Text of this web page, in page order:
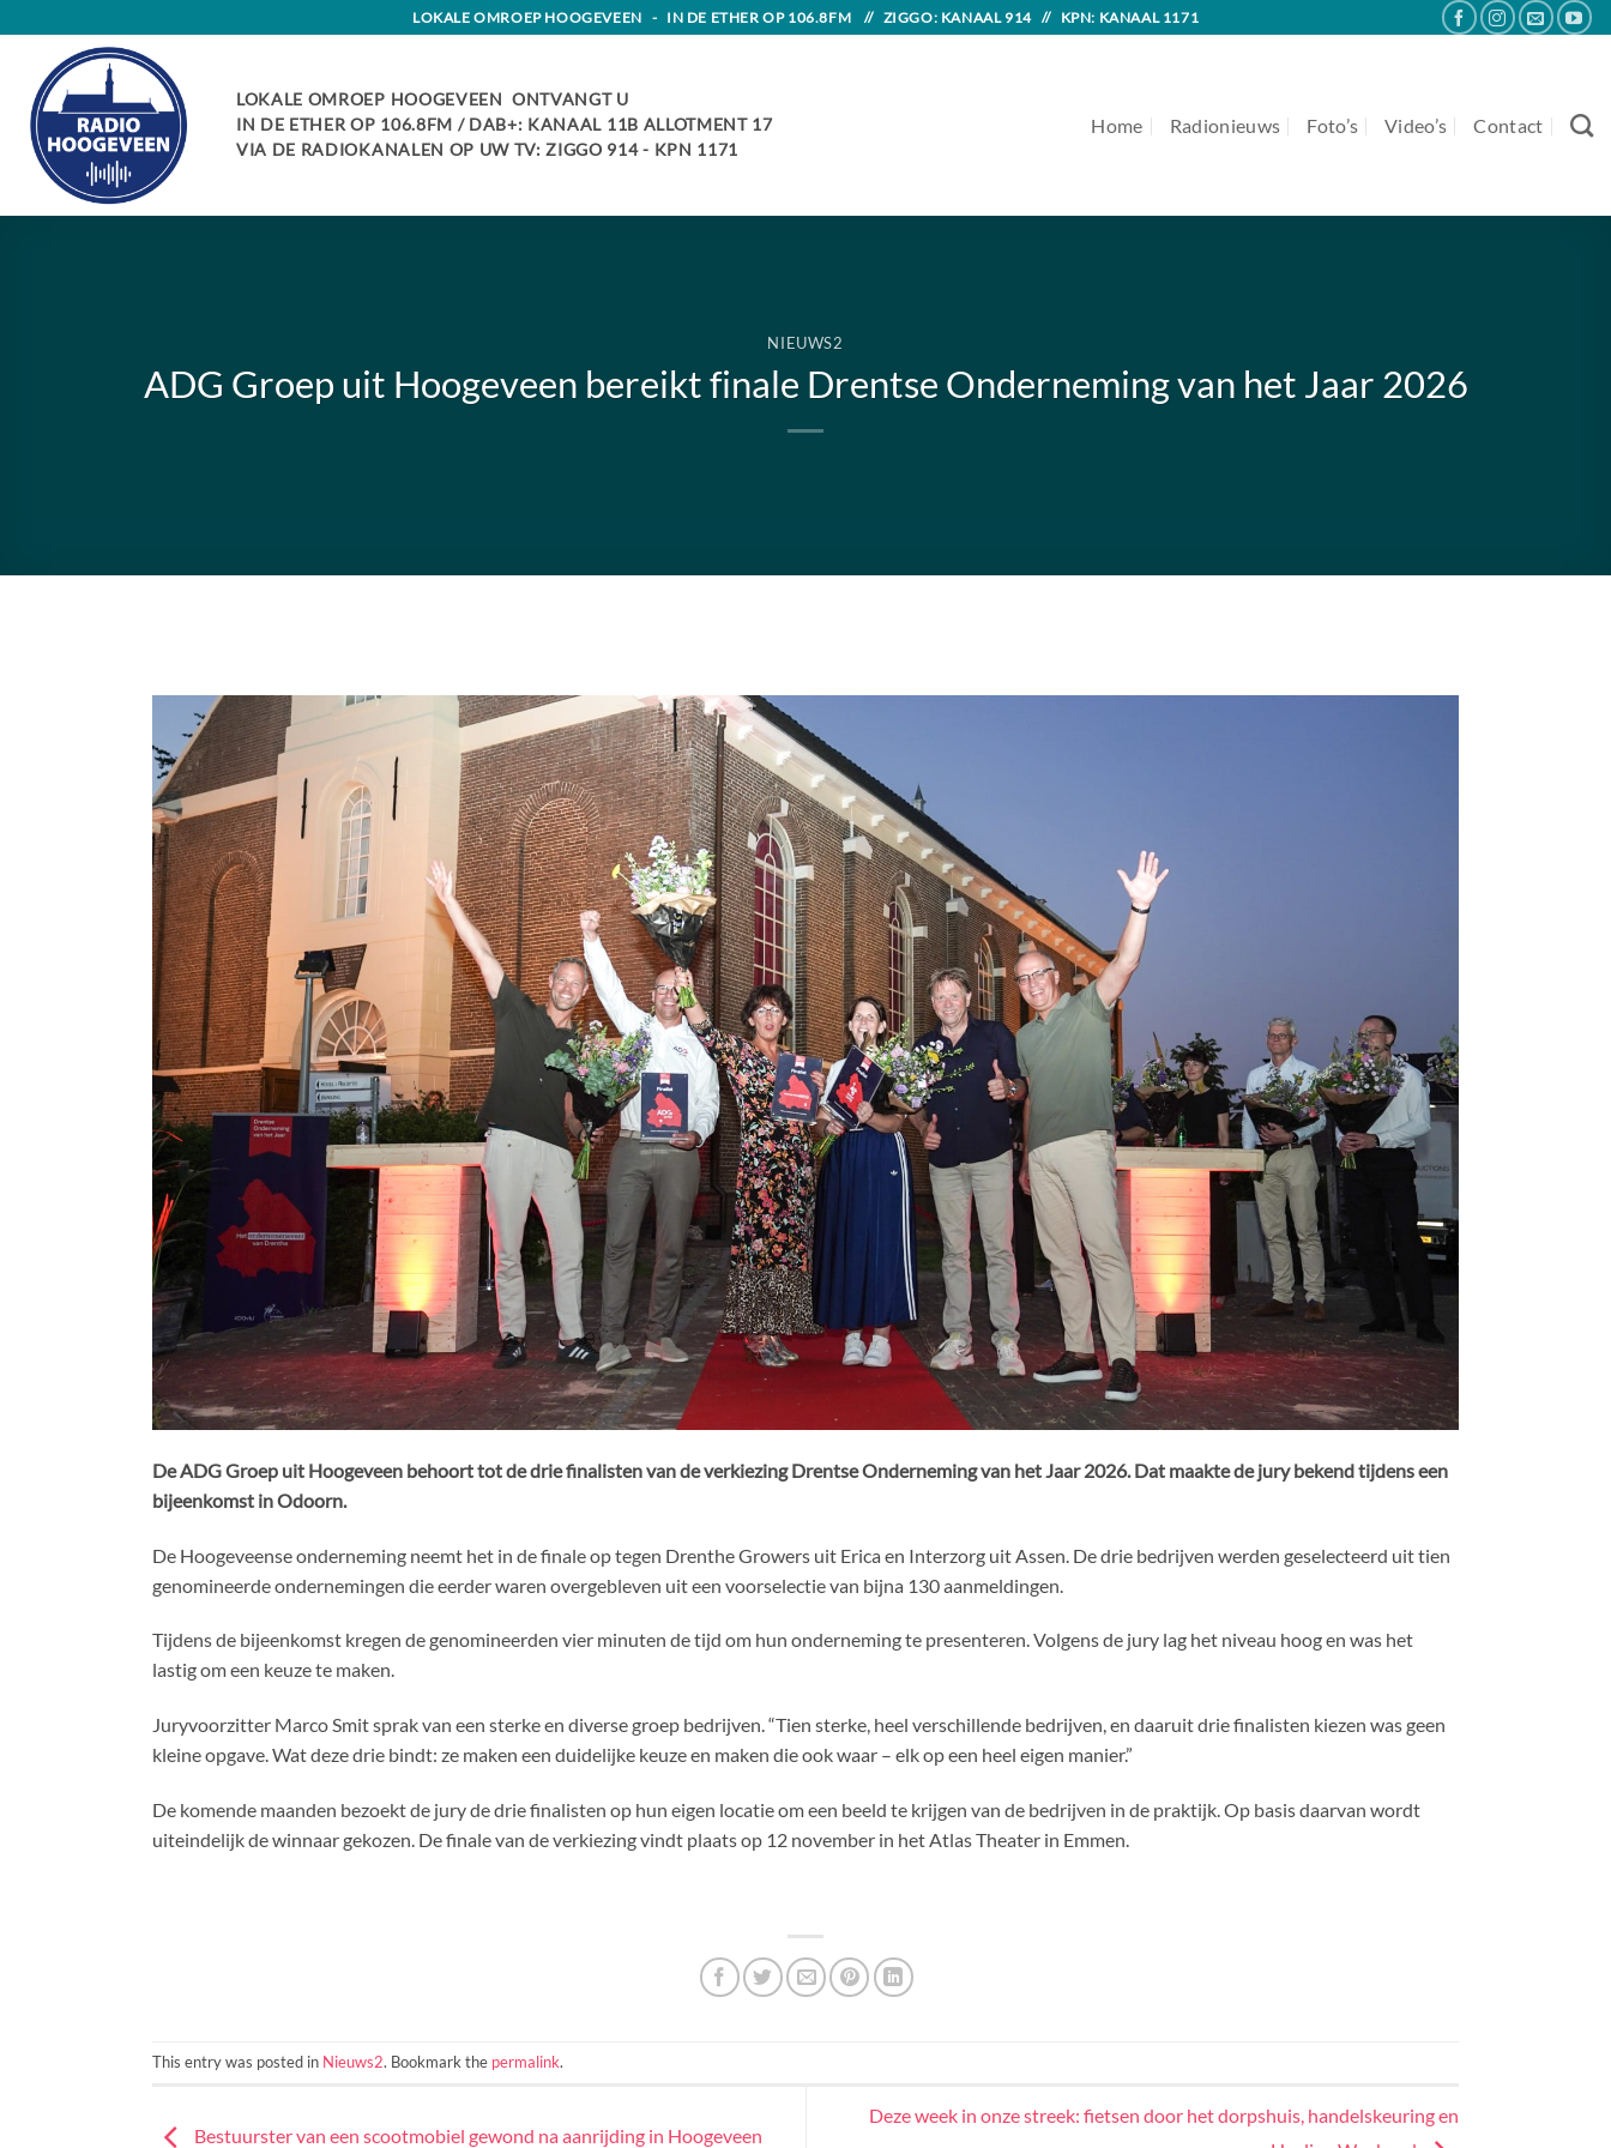
content
LOKALE OMROEP HOOGEVEEN - IN DE ETHER OP 106.8FM // ZIGGO: KANAAL 914 // KPN: KANAAL 1171
LOKALE OMROEP HOOGEVEEN ONTVANGT U
IN DE ETHER OP 106.8FM / DAB+: KANAAL 11B ALLOTMENT 17
VIA DE RADIOKANALEN OP UW TV: ZIGGO 914 - KPN 1171
Home Radionieuws Foto’s Video’s Contact
NIEUWS2
ADG Groep uit Hoogeveen bereikt finale Drentse Onderneming van het Jaar 2026
De ADG Groep uit Hoogeveen behoort tot de drie finalisten van de verkiezing Drentse Onderneming van het Jaar 2026. Dat maakte de jury bekend tijdens een
bijeenkomst in Odoorn.
De Hoogeveense onderneming neemt het in de finale op tegen Drenthe Growers uit Erica en Interzorg uit Assen. De drie bedrijven werden geselecteerd uit tien
genomineerde ondernemingen die eerder waren overgebleven uit een voorselectie van bijna 130 aanmeldingen.
Tijdens de bijeenkomst kregen de genomineerden vier minuten de tijd om hun onderneming te presenteren. Volgens de jury lag het niveau hoog en was het
lastig om een keuze te maken.
Juryvoorzitter Marco Smit sprak van een sterke en diverse groep bedrijven. “Tien sterke, heel verschillende bedrijven, en daaruit drie finalisten kiezen was geen
kleine opgave. Wat deze drie bindt: ze maken een duidelijke keuze en maken die ook waar – elk op een heel eigen manier.”
De komende maanden bezoekt de jury de drie finalisten op hun eigen locatie om een beeld te krijgen van de bedrijven in de praktijk. Op basis daarvan wordt
uiteindelijk de winnaar gekozen. De finale van de verkiezing vindt plaats op 12 november in het Atlas Theater in Emmen.
This entry was posted in Nieuws2. Bookmark the permalink.
Bestuurster van een scootmobiel gewond na aanrijding in Hoogeveen
Deze week in onze streek: fietsen door het dorpshuis, handelskeuring en